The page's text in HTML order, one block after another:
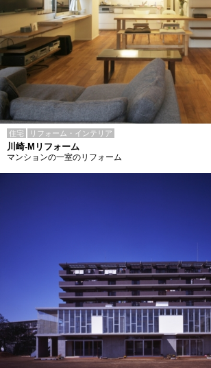
住宅 リフォーム・インテリア
川崎-Mリフォーム
マンションの一室のリフォーム